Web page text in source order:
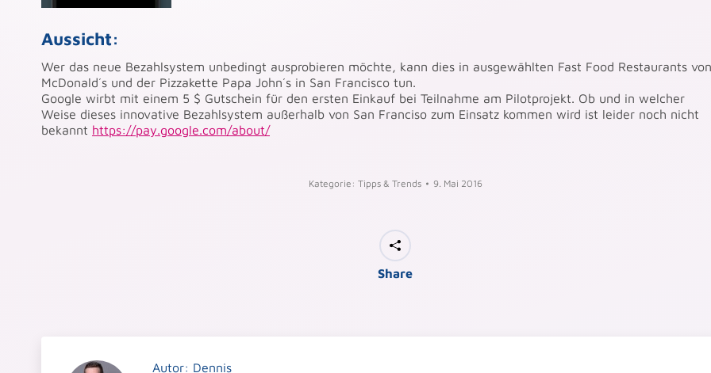
Aussicht:
Wer das neue Bezahlsystem unbedingt ausprobieren möchte, kann dies in ausgewählten Fast Food Restaurants von
McDonald´s und der Pizzakette Papa John´s in San Francisco tun.
Google wirbt mit einem 5 $ Gutschein für den ersten Einkauf bei Teilnahme am Pilotprojekt. Ob und in welcher
Weise dieses innovative Bezahlsystem außerhalb von San Franciso zum Einsatz kommen wird ist leider noch nicht
bekannt https://pay.google.com/about/
Kategorie: Tipps & Trends 9. Mai 2016
Share
Autor: Dennis